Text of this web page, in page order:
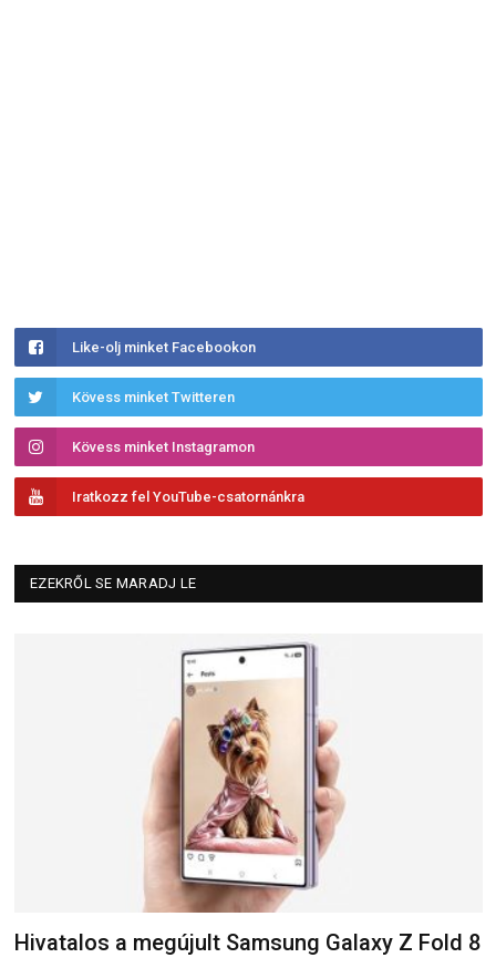
Like-olj minket Facebookon
Kövess minket Twitteren
Kövess minket Instagramon
Iratkozz fel YouTube-csatornánkra
EZEKRŐL SE MARADJ LE
Hivatalos a megújult Samsung Galaxy Z Fold 8